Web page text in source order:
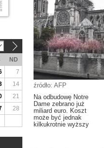
źródło: AFP
Na odbudowę Notre
Dame zebrano już
miliard euro. Koszt
może być jednak
kilkukrotnie wyższy
ND
7
14
21
28